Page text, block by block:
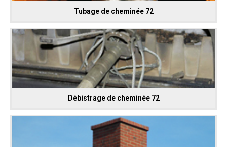
Tubage de cheminée 72
Débistrage de cheminée 72